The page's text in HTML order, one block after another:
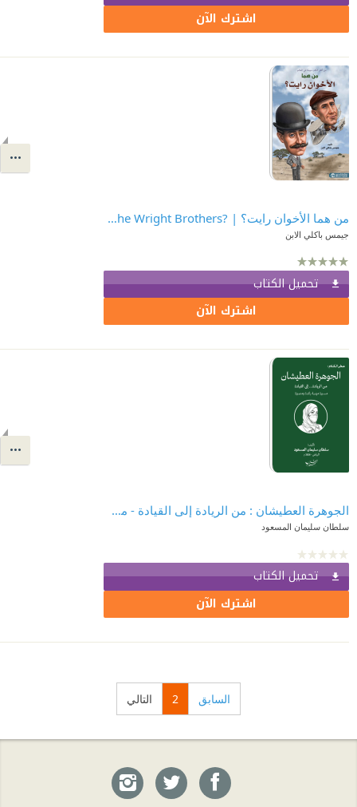
اشترك الآن
من هما الأخوان رايت؟ | ?Who Were The Wright Brothers
تحميل الكتاب
اشترك الآن
الجوهرة العطيشان : من الريادة إلى القيادة - مسيرة مهنية رائدة ومتميزة
سلطان سليمان المسعود
تحميل الكتاب
اشترك الآن
السابق 2 التالي